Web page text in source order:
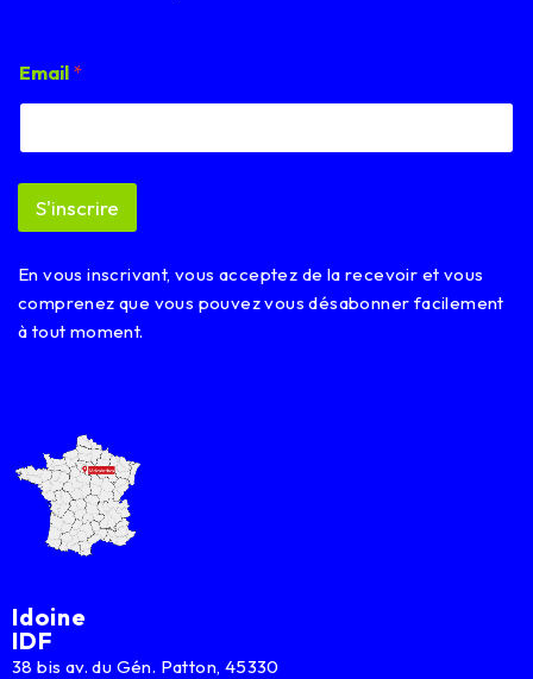
E
m
i
E
a
l
Email *
S'inscrire
En vous inscrivant, vous acceptez de la recevoir et vous
comprenez que vous pouvez vous désabonner facilement
à tout moment.
Idoine
IDF
38 bis av. du Gén. Patton, 45330